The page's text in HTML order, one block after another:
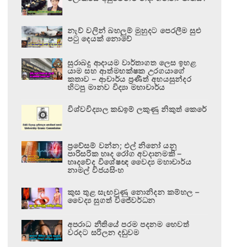
නැව් වලින් බහලුම් මුහුදට පෙරලීම සුළු
පටු දෙයක් නොවේ
සුරාබදු ආදායම වාර්තාගත ලෙස ඉහළ
යාම සහ ආත්මභක්ෂක උරගයාගේ
කතාව – ආචාර්ය ප්‍රණීත් අභයසුන්දර
හිටපු මානව විද්‍යා මහාචාර්ය
විශ්වවිද්‍යාල කඩඉම් ලකුණු නිකුත් කෙරේ
ප්‍රවේසම් වන්න; එල් නිනෝ යනු
පාරිසරික හෘද රෝග අවදානමකි –
හෘදවේද විශේෂඥ වෛද්‍ය මහාචාර්ය
නාමල් විජයසිංහ
කුස තුළ සැඟවුණු නොනිදන කම්හල –
වෛද්‍ය සුගත් විජේවර්ධන
අපරාධ නීතියේ පරම පදනම හෙවත්
වරදට සරිලන දඬුවම